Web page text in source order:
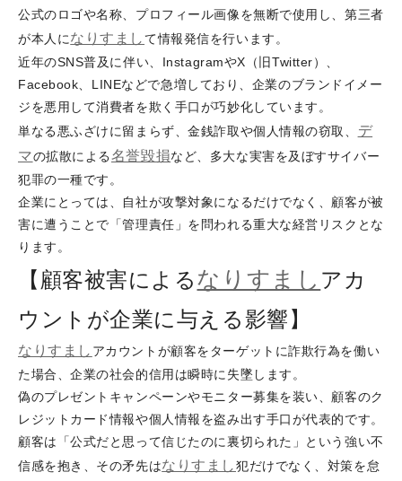
公式のロゴや名称、プロフィール画像を無断で使用し、第三者
が本人になりすまし て情報発信を行います。
近年のSNS普及に伴い、InstagramやX（旧Twitter）、
Facebook、LINEなどで急増しており、企業のブランドイメー
ジを悪用して消費者を欺く手口が巧妙化しています。
単なる悪ふざけに留まらず、金銭詐取や個人情報の窃取、 デ
マの拡散による名誉毀損など、多大な実害を及ぼすサイバー
犯罪の一種です。
企業にとっては、自社が攻撃対象になるだけでなく、顧客が被
害に遭うことで「管理責任」を問われる重大な経営リスクとな
ります。
【顧客被害によるなりすまし アカ
ウントが企業に与える影響】
なりすまし アカウントが顧客をターゲットに詐欺行為を働い
た場合、企業の社会的信用は瞬時に失墜します。
偽のプレゼントキャンペーンやモニター募集を装い、顧客のク
レジットカード情報や個人情報を盗み出す手口が代表的です。
顧客は「公式だと思って信じたのに裏切られた」という強い不
信感を抱き、その矛先はなりすまし犯だけでなく、対策を怠